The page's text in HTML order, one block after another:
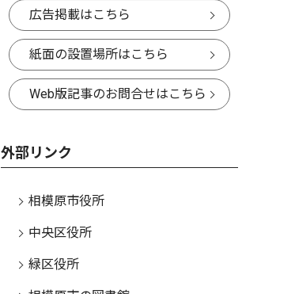
広告掲載はこちら
紙面の設置場所はこちら
Web版記事のお問合せはこちら
外部リンク
相模原市役所
中央区役所
緑区役所